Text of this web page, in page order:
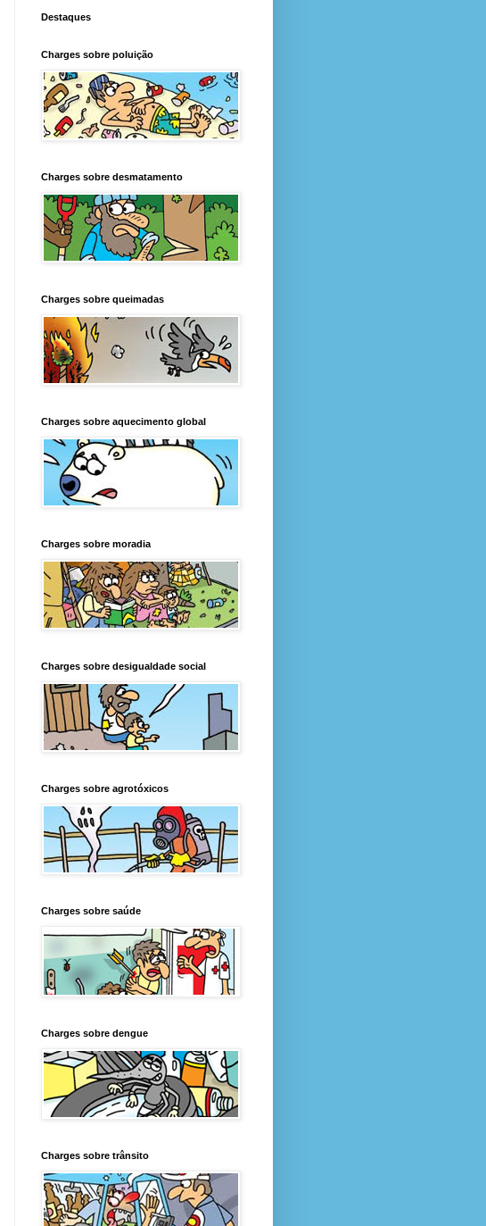
Destaques
Charges sobre poluição
Charges sobre desmatamento
Charges sobre queimadas
Charges sobre aquecimento global
Charges sobre moradia
Charges sobre desigualdade social
Charges sobre agrotóxicos
Charges sobre saúde
Charges sobre dengue
Charges sobre trânsito